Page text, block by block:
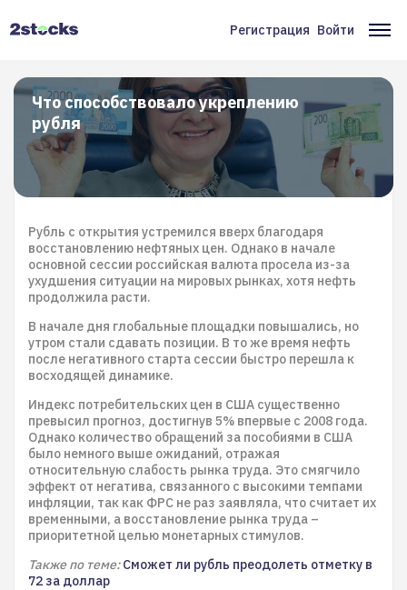
Меню
учётной
записи
пользователя
Регистрация Войти
Что способствовало укреплению
рубля
Рубль с открытия устремился вверх благодаря
восстановлению нефтяных цен. Однако в начале
основной сессии российская валюта просела из-за
ухудшения ситуации на мировых рынках, хотя нефть
продолжила расти.
В начале дня глобальные площадки повышались, но
утром стали сдавать позиции. В то же время нефть
после негативного старта сессии быстро перешла к
восходящей динамике.
Индекс потребительских цен в США существенно
превысил прогноз, достигнув 5% впервые с 2008 года.
Однако количество обращений за пособиями в США
было немного выше ожиданий, отражая
относительную слабость рынка труда. Это смягчило
эффект от негатива, связанного с высокими темпами
инфляции, так как ФРС не раз заявляла, что считает их
временными, а восстановление рынка труда –
приоритетной целью монетарных стимулов.
Также по теме: Сможет ли рубль преодолеть отметку в
72 за доллар